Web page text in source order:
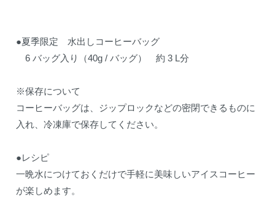
●夏季限定 水出しコーヒーバッグ
6 バッグ入り（40g / バッグ） 約 3 L分
※保存について
コーヒーバッグは、ジップロックなどの密閉できるものに
入れ、冷凍庫で保存してください。
●レシピ
一晩水につけておくだけで手軽に美味しいアイスコーヒー
が楽しめます。